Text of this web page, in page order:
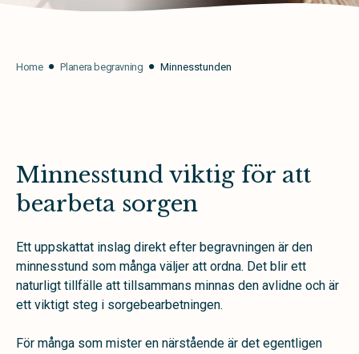
Home Planera begravning Minnesstunden
Minnesstund viktig för att
bearbeta sorgen
Ett uppskattat inslag direkt efter begravningen är den
minnesstund som många väljer att ordna. Det blir ett
naturligt tillfälle att tillsammans minnas den avlidne och är
ett viktigt steg i sorgebearbetningen.
För många som mister en närstående är det egentligen